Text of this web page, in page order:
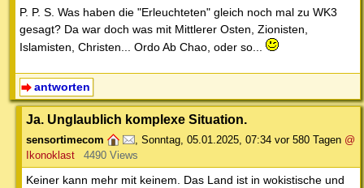
P. P. S. Was haben die "Erleuchteten" gleich noch mal zu WK3
gesagt? Da war doch was mit Mittlerer Osten, Zionisten,
Islamisten, Christen... Ordo Ab Chao, oder so...
antworten
Ja. Unglaublich komplexe Situation.
sensortimecom , Sonntag, 05.01.2025, 07:34 vor 580 Tagen @
Ikonoklast
4490 Views
Keiner kann mehr mit keinem. Das Land ist in wokistische und